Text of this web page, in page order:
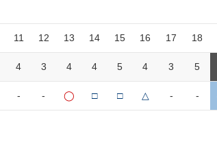
11 12 13 14 15 16 17 18
4 3 4 4 5 4 3 5
- - ◯ □ □ △ - -